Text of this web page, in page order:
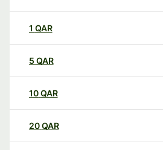
1 QAR
5 QAR
10QAR
20QAR